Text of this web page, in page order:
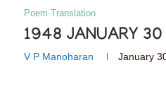
Poem Translation
1948 JANUARY 30
V P Manoharan January